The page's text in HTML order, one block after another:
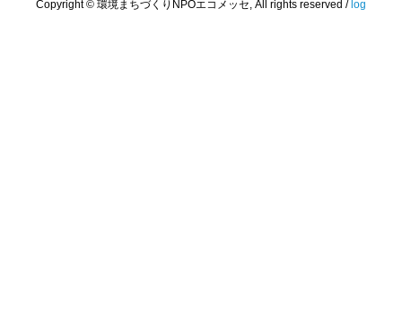
Copyright © 環境まちづくりNPOエコメッセ, All rights reserved / log